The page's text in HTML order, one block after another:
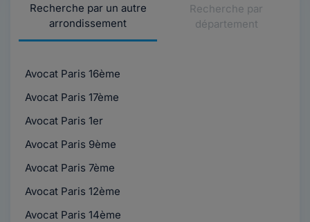
Recherche par un autre
arrondissement
Recherche par
département
Avocat Paris 16ème
Avocat Paris 17ème
Avocat Paris 1er
Avocat Paris 9ème
Avocat Paris 7ème
Avocat Paris 12ème
Avocat Paris 14ème